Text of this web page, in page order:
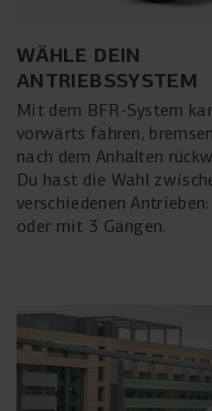
WÄHLE DEIN
ANTRIEBSSYSTEM
Mit dem BFR-System
vorwärts fahren,
nach dem Anhalten
Du hast die Wahl
verschiedenen
oder mit 3 Gängen.